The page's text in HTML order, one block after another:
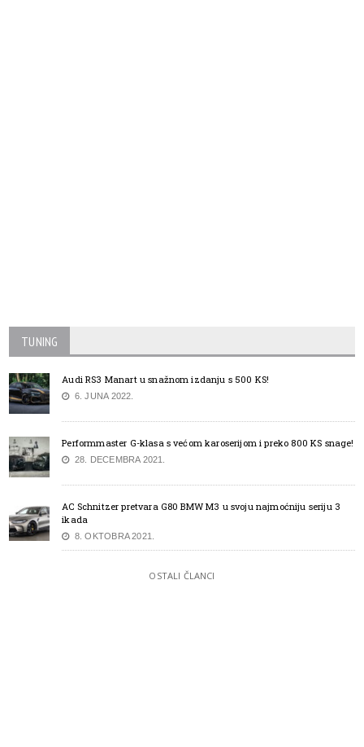
TUNING
Audi RS3 Manart u snažnom izdanju s 500 KS!
6. JUNA 2022.
Performmaster G-klasa s većom karoserijom i preko 800 KS snage!
28. DECEMBRA 2021.
AC Schnitzer pretvara G80 BMW M3 u svoju najmoćniju seriju 3
ikada
8. OKTOBRA 2021.
OSTALI ČLANCI